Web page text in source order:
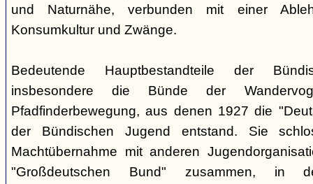
und Naturnähe, verbunden mit einer
Konsumkultur und Zwänge.
Bedeutende Hauptbestandteile der
insbesondere die Bünde der
Pfadfinderbewegung, aus denen 1927 die
der Bündischen Jugend entstand. Sie
Machtübernahme mit anderen
"Großdeutschen Bund" zusammen,